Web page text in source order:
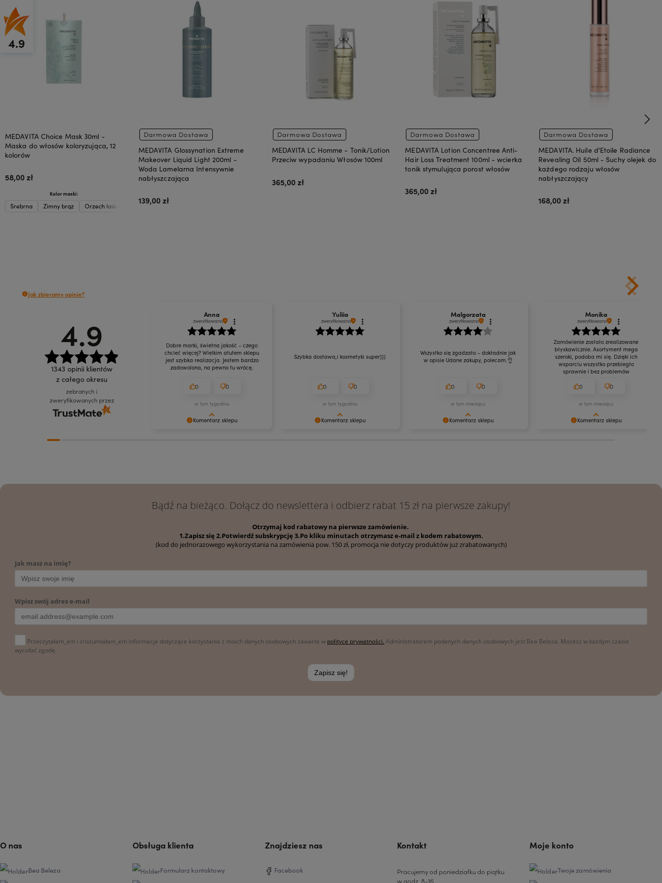
MEDAVITA Choice Mask 30ml -
Maska do włosów koloryzująca, 12
kolorów
58,00 zł
Kolor maski:
Srebrna Zimny brąz Orzech laskowy Karmel
Darmowa Dostawa
MEDAVITA Glossynation Extreme
Makeover Liquid Light 200ml -
Woda Lamelarna Intensywnie
nabłyszczająca
139,00 zł
Darmowa Dostawa
MEDAVITA LC Homme - Tonik/Lotion
Przeciw wypadaniu Włosów 100ml
365,00 zł
Darmowa Dostawa
MEDAVITA Lotion Concentree Anti-
Hair Loss Treatment 100ml - wcierka
tonik stymulująca porost włosów
365,00 zł
Darmowa Dostawa
MEDAVITA. Huile d'Etoile Radiance
Revealing Oil 50ml - Suchy olejek do
każdego rodzaju włosów
nabłyszczający
168,00 zł
Jak zbieramy opinie?
4.9
1343 opinii klientów
z całego okresu
zebranych i
zweryfikowanych przez
Komentarz sklepu
Anna
zweryfikowano
Dobre marki, świetna jakość – czego
chcieć więcej? Wielkim atutem sklepu
jest szybka realizacja. Jestem bardzo
zadowolona, na pewno tu wrócę.
0 0
w tym tygodniu
Komentarz sklepu
Yuliia
zweryfikowano
Szybka dostawa,i kosmetyki super)))
0 0
w tym tygodniu
Komentarz sklepu
Malgorzata
zweryfikowano
Wszystko się zgadzało – dokładnie jak
w opisie Udane zakupy, polecam.👌
0 0
w tym miesiącu
Komentarz sklepu
Monika
zweryfikowano
Zamówienie zostało zrealizowane
błyskawicznie. Asortyment mega
szeroki, podoba mi się. Dzięki ich
wsparciu wszystko przebiegło
sprawnie i bez problemów
0 0
w tym miesiącu
O nas
Bea Beleza
Obsługa klienta
Formularz kontaktowy
Znajdziesz nas
Facebook
Kontakt
Pracujemy od poniedziałku do piątku
w godz. 8-16
Moje konto
Twoje zamówienia
4.9